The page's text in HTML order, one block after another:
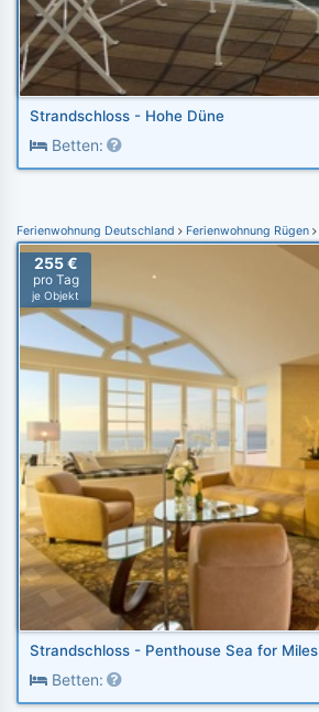
Strandschloss - Hohe Düne
Betten:
Ferienwohnung Deutschland Ferienwohnung Rügen
255 €
pro Tag
je Objekt
Strandschloss - Penthouse Sea for Miles
Betten: